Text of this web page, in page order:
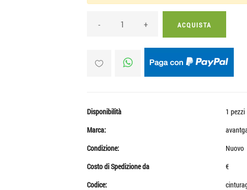
- + ACQUISTA
Disponibilità
1 pezzi
Marca:
Condizione:
Nuovo
Costo di Spedizione da
€
Codice: